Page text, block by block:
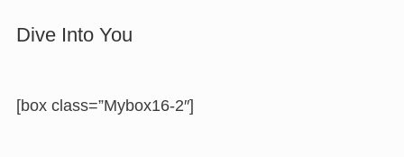
Dive Into You
[box class=”Mybox16-2″]